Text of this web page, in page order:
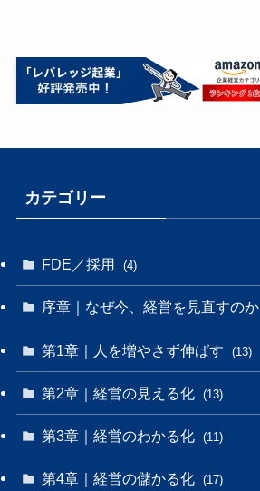
カテゴリー
FDE／採用 (4)
序章｜なぜ今、経営を見直すのか
第1章｜人を増やさず伸ばす (13)
第2章｜経営の見える化 (13)
第3章｜経営のわかる化 (11)
第4章｜経営の儲かる化 (17)